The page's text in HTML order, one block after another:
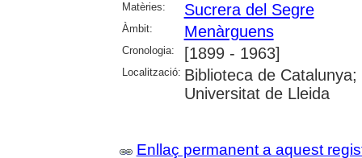
Matèries:
Sucrera del Segre
Àmbit: Menàrguens
Cronologia: [1899 - 1963]
Localització: Biblioteca de
Universitat de Lleida
Enllaç permanent a aquest